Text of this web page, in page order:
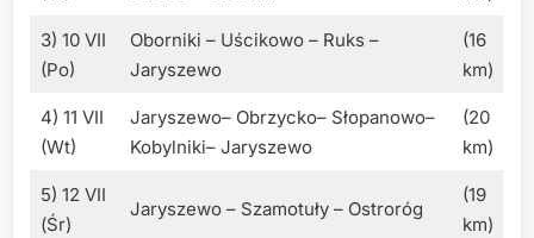
3) 10 VII
(Po)
Oborniki – Uścikowo – Ruks –
Jaryszewo
(16
km)
4) 11 VII
(Wt)
Jaryszewo– Obrzycko– Słopanowo–
Kobylniki– Jaryszewo
(20
km)
5) 12 VII
(Śr)
Jaryszewo – Szamotuły – Ostroróg
(19
km)